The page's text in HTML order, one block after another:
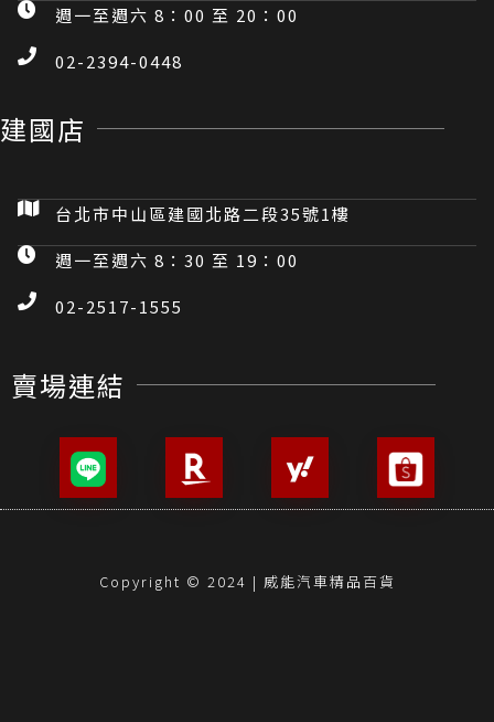
週一至週六 8：00 至 20：00
02-2394-0448
建國店
台北市中山區建國北路二段35號1樓
週一至週六 8：30 至 19：00
02-2517-1555
賣場連結
Copyright © 2024 | 威能汽車精品百貨